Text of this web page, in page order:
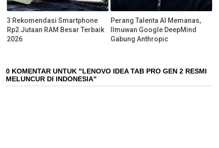
3 Rekomendasi Smartphone
Rp2 Jutaan RAM Besar Terbaik
2026
Perang Talenta AI Memanas,
Ilmuwan Google DeepMind
Gabung Anthropic
0 KOMENTAR UNTUK "LENOVO IDEA TAB PRO GEN 2 RESMI
MELUNCUR DI INDONESIA"